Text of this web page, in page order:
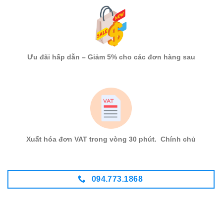
Ưu đãi hấp dẫn – Giảm 5% cho các đơn hàng sau
Xuất hóa đơn VAT trong vòng 30 phút. Chính chủ
094.773.1868